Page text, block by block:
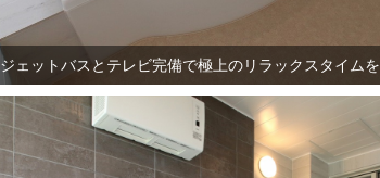
ジェットバスとテレビ完備で極上のリラックスタイムを